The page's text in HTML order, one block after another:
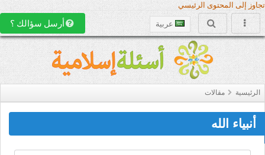
تجاوز إلى المحتوى الرئيسي
عربية أرسل سؤالك ؟
الرئيسية مقالات
أنبياء الله